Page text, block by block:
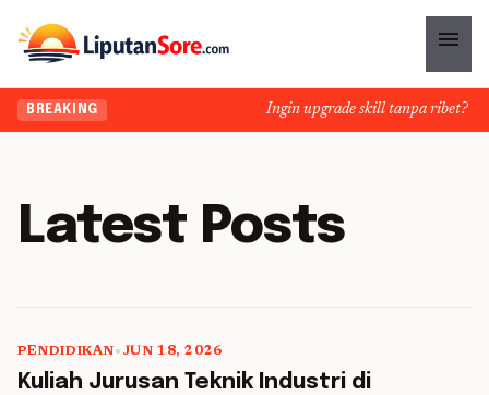
menu
BREAKING Ingin upgrade skill tanpa ribet?
Latest Posts
PENDIDIKAN• JUN 18, 2026
Kuliah Jurusan Teknik Industri di